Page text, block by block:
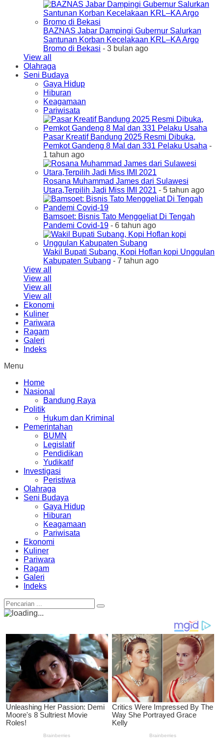
BAZNAS Jabar Dampingi Gubernur Salurkan
Santunan Korban Kecelakaan KRL–KA Argo
Bromo di Bekasi - 3 bulan ago
View all
Olahraga
Seni Budaya
Gaya Hidup
Hiburan
Keagamaan
Pariwisata
Pasar Kreatif Bandung 2025 Resmi Dibuka,
Pemkot Gandeng 8 Mal dan 331 Pelaku Usaha -
1 tahun ago
Rosana Muhammad James dari Sulawesi
Utara,Terpilih Jadi Miss IMI 2021 - 5 tahun ago
Bamsoet: Bisnis Tato Menggeliat Di Tengah
Pandemi Covid-19 - 6 tahun ago
Wakil Bupati Subang, Kopi Hoflan kopi Unggulan
Kabupaten Subang - 7 tahun ago
View all
View all
View all
View all
Ekonomi
Kuliner
Pariwara
Ragam
Galeri
Indeks
Menu
Home
Nasional
Bandung Raya
Politik
Hukum dan Kriminal
Pemerintahan
BUMN
Legislatif
Pendidikan
Yudikatif
Investigasi
Peristiwa
Olahraga
Seni Budaya
Gaya Hidup
Hiburan
Keagamaan
Pariwisata
Ekonomi
Kuliner
Pariwara
Ragam
Galeri
Indeks